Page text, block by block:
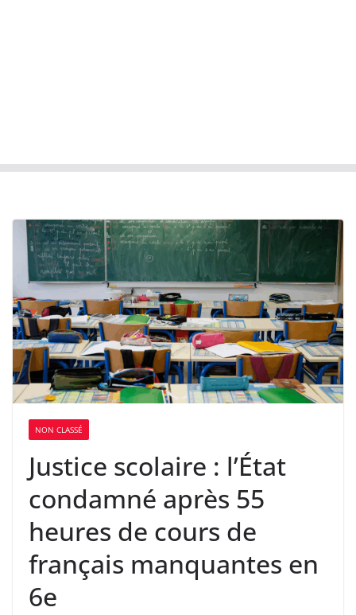
NON CLASSÉ
Justice scolaire : l’État
condamné après 55
heures de cours de
français manquantes en
6e